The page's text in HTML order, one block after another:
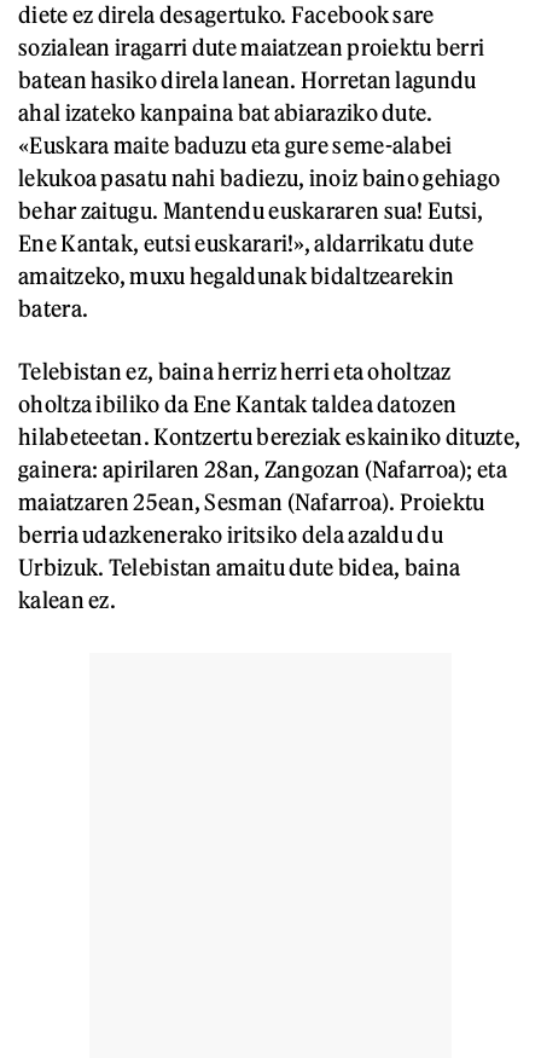
diete ez direla desagertuko. Facebook sare
sozialean iragarri dute maiatzean proiektu berri
batean hasiko direla lanean. Horretan lagundu
ahal izateko kanpaina bat abiaraziko dute.
«Euskara maite baduzu eta gure seme-alabei
lekukoa pasatu nahi badiezu, inoiz baino gehiago
behar zaitugu. Mantendu euskararen sua! Eutsi,
Ene Kantak, eutsi euskarari!», aldarrikatu dute
amaitzeko, muxu hegaldunak bidaltzearekin
batera.
Telebistan ez, baina herriz herri eta oholtzaz
oholtza ibiliko da Ene Kantak taldea datozen
hilabeteetan. Kontzertu bereziak eskainiko dituzte,
gainera: apirilaren 28an, Zangozan (Nafarroa); eta
maiatzaren 25ean, Sesman (Nafarroa). Proiektu
berria udazkenerako iritsiko dela azaldu du
Urbizuk. Telebistan amaitu dute bidea, baina
kalean ez.